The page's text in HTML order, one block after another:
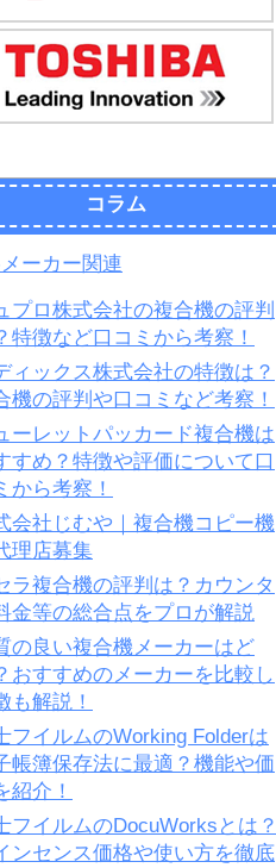
コラム
ーカー関連
プロ株式会社の複合機の評判
特徴など口コミから考察！
ィックス株式会社の特徴は？
機の評判や口コミなど考察！
ーレットパッカード複合機は
すめ？特徴や評価について口
から考察！
会社じむや｜複合機コピー機
理店募集
ラ複合機の評判は？カウンタ
金等の総合点をプロが解説
の良い複合機メーカーはど
おすすめのメーカーを比較し
も解説！
フイルムのWorking Folderは
帳簿保存法に最適？機能や価
紹介！
フイルムのDocuWorksとは？
ンセンス価格や使い方を徹底